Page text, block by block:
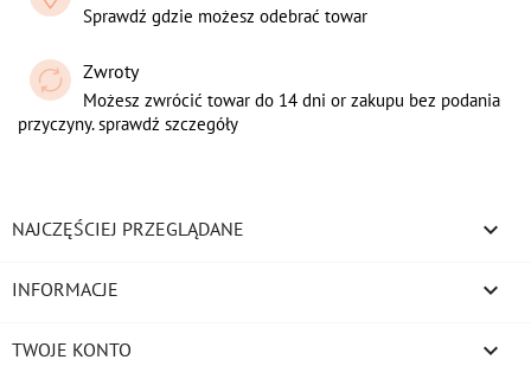
Sprawdź gdzie możesz odebrać towar
Zwroty
Możesz zwrócić towar do 14 dni or zakupu bez podania
przyczyny. sprawdź szczegóły
NAJCZĘŚCIEJ PRZEGLĄDANE 
INFORMACJE 
TWOJE KONTO 